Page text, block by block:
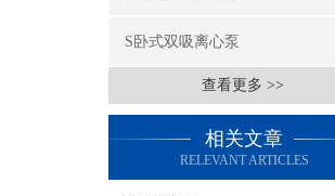
S卧式双吸离心泵
查看更多 >>
相关文章
RELEVANT ARTICLES